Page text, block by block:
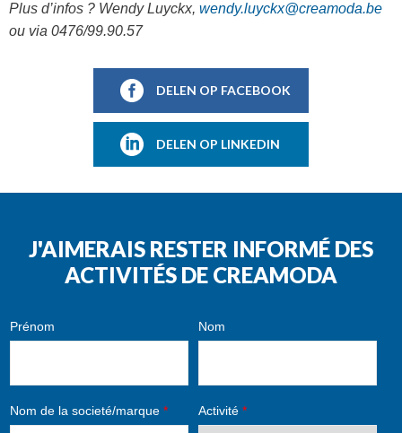
Plus d’infos ? Wendy Luyckx, wendy.luyckx@creamoda.be
ou via 0476/99.90.57
DELEN OP FACEBOOK
DELEN OP LINKEDIN
J'AIMERAIS RESTER INFORMÉ DES
ACTIVITÉS DE CREAMODA
Prénom Nom
Nom de la societé/marque * Activité *